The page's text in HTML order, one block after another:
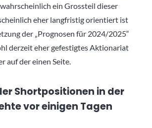
ein Grossteil dieser
eher langfristig orientiert ist
der „Prognosen für 2024/2025“
derzeit eher gefestigtes Aktionariat
auf der einen Seite.
Shortpositionen in der
vor einigen Tagen